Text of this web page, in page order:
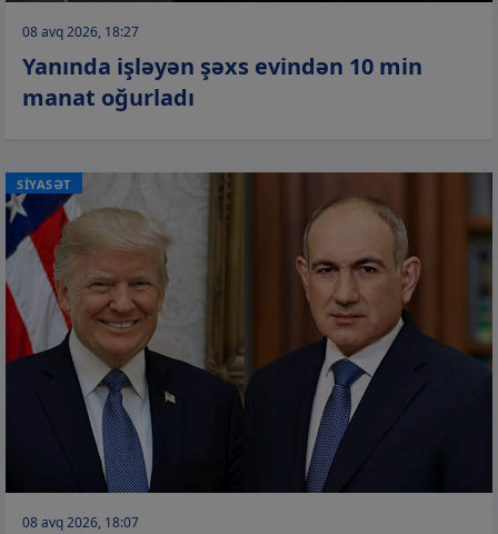
08 avq 2026, 18:27
Yanında işləyən şəxs evindən 10 min
manat oğurladı
SİYASƏT
08 avq 2026, 18:07